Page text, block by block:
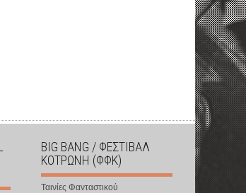
BIG BANG / ΦΕΣΤΙΒΑΛ
ΚΟΤΡΩΝΗ (ΦΦΚ)
Ταινίες Φανταστικού